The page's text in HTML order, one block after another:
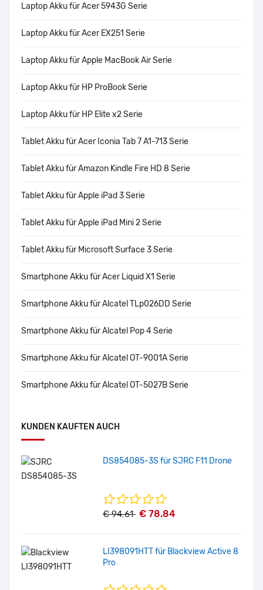
Laptop Akku für Acer 5943G Serie
Laptop Akku für Acer EX251 Serie
Laptop Akku für Apple MacBook Air Serie
Laptop Akku für HP ProBook Serie
Laptop Akku für HP Elite x2 Serie
Tablet Akku für Acer Iconia Tab 7 A1-713 Serie
Tablet Akku für Amazon Kindle Fire HD 8 Serie
Tablet Akku für Apple iPad 3 Serie
Tablet Akku für Apple iPad Mini 2 Serie
Tablet Akku für Microsoft Surface 3 Serie
Smartphone Akku für Acer Liquid X1 Serie
Smartphone Akku für Alcatel TLp026DD Serie
Smartphone Akku für Alcatel Pop 4 Serie
Smartphone Akku für Alcatel OT-9001A Serie
Smartphone Akku für Alcatel OT-5027B Serie
KUNDEN KAUFTEN AUCH
DS854085-3S für SJRC F11 Drone
€ 94.61 € 78.84
LI398091HTT für Blackview Active 8
Pro